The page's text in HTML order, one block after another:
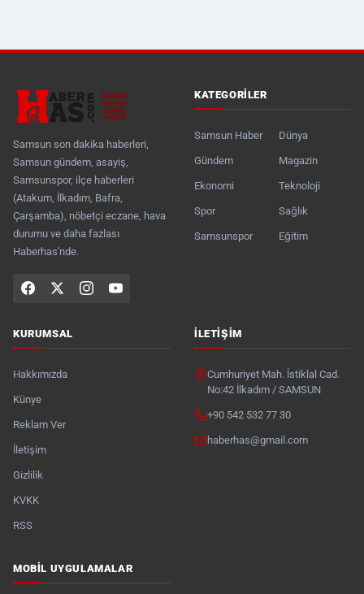
Samsun son dakika haberleri,
Samsun gündem, asayiş,
Samsunspor, ilçe haberleri
(Atakum, İlkadım, Bafra,
Çarşamba), nöbetçi eczane, hava
durumu ve daha fazlası
Haberhas'nde.
KATEGORILER
Samsun Haber
Gündem
Ekonomi
Spor
Samsunspor
Dünya
Magazin
Teknoloji
Sağlık
Eğitim
KURUMSAL
Hakkımızda
Künye
Reklam Ver
İletişim
Gizlilik
KVKK
RSS
İLETIŞIM
Cumhuriyet Mah. İstiklal Cad.
No:42 İlkadım / SAMSUN
+90 542 532 77 30
haberhas@gmail.com
MOBIL UYGULAMALAR